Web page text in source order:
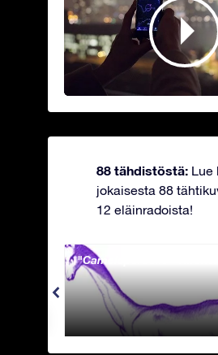
88 tähdistöstä: Lue
jokaisesta 88
12 eläinradoista!
Camelopardalis - Kirahvi